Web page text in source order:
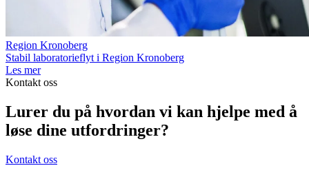
Region Kronoberg
Stabil laboratorieflyt i Region Kronoberg
Les mer
Kontakt oss
Lurer du på hvordan vi kan hjelpe med å
løse dine utfordringer?
Kontakt oss